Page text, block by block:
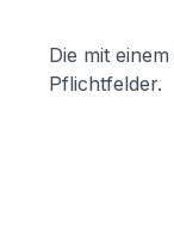
Die mit
Pflichtfelder.